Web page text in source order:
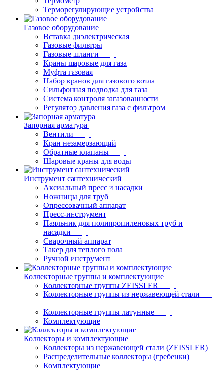
Терморегулирующие устройства
Газовое оборудование
Вставка диэлектрическая
Газовые фильтры
Газовые шланги
Краны шаровые для газа
Муфта газовая
Набор кранов для газового котла
Сильфонная подводка для газа
Система контроля загазованности
Регулятор давления газа с фильтром
Запорная арматура
Вентили
Кран незамерзающий
Обратные клапаны
Шаровые краны для воды
Инструмент сантехнический
Аксиальный пресс и насадки
Ножницы для труб
Опрессовачный аппарат
Пресс-инструмент
Паяльник для полипропиленовых труб и
насадки
Сварочный аппарат
Такер для теплого пола
Ручной инструмент
Коллекторные группы и комплектующие
Коллекторные группы ZEISSLER
Коллекторные группы из нержавеющей стали
Коллекторные группы латунные
Комплектующие
Коллекторы и комплектующие
Коллекторы из нержавеющей стали (ZEISSLER)
Распределительные коллекторы (гребенки)
Комплектующие